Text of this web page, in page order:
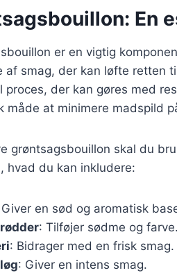
En
er en vigtig
af smag, der kan løfte retten
proces, der kan gøres med
måde at minimere madspild
grøntsagsbouillon skal du
hvad du kan inkludere:
en sød og aromatisk
: Tilføjer sødme og farve.
: Bidrager med en frisk smag.
: Giver en intens smag.